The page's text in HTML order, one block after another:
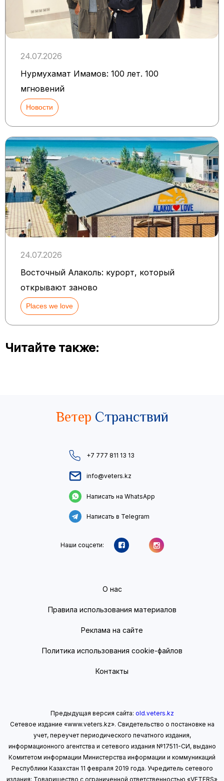
24.07.2026
Нурмухамат Имамов: 100 лет. 100
мгновений
Новости
24.07.2026
Восточный Алаколь: курорт, который
открывают заново
Places we love
Читайте также:
Ветер Странствий
+7 777 811 13 13
info@veters.kz
Написать на WhatsApp
Написать в Telegram
Наши соцсети:
О нас
Правила использования материалов
Реклама на сайте
Политика использования cookie-файлов
Контакты
Предыдущая версия сайта: old.veters.kz
Сетевое издание «www.veters.kz». Свидетельство о постановке на
учет, переучет периодического печатного издания,
информационного агентства и сетевого издания №17511-СИ, выдано
Комитетом информации Министерства информации и коммуникаций
Республики Казахстан 11 февраля 2019 года. Учредитель сетевого
издания: Товарищество с ограниченной ответственностью «VETERS»